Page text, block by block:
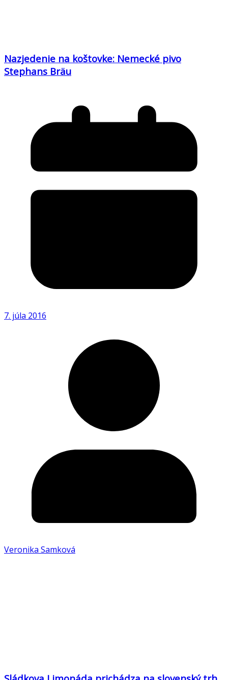
Nazjedenie na koštovke: Nemecké pivo
Stephans Bräu
7. júla 2016
Veronika Samková